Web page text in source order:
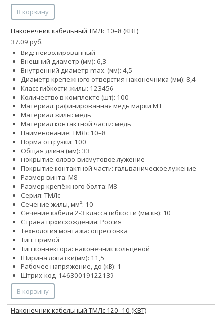
В корзину
Наконечник кабельный ТМЛс 10–8 (КВТ)
37.09 руб.
Вид: неизолированный
Внешний диаметр (мм): 6,3
Внутренний диаметр max. (мм): 4,5
Диаметр крепежного отверстия наконечника (мм): 8,4
Класс гибкости жилы: 123456
Количество в комплекте (шт): 100
Материал: рафинированная медь марки М1
Материал жилы: медь
Материал контактной части: медь
Наименование: ТМЛс 10–8
Норма отгрузки: 100
Общая длина (мм): 33
Покрытие: олово-висмутовое лужение
Покрытие контактной части: гальваническое лужение
Размер винта: М8
Размер крепёжного болта: М8
Серия: ТМЛс
Сечение жилы, мм²: 10
Сечение кабеля 2-3 класса гибкости (мм.кв): 10
Страна происхождения: Россия
Технология монтажа: опрессовка
Тип: прямой
Тип коннектора: наконечник кольцевой
Ширина лопатки(мм): 11,5
Рабочее напряжение, до (кВ): 1
Штрих-код: 14630019122139
В корзину
Наконечник кабельный ТМЛс 120–10 (КВТ)